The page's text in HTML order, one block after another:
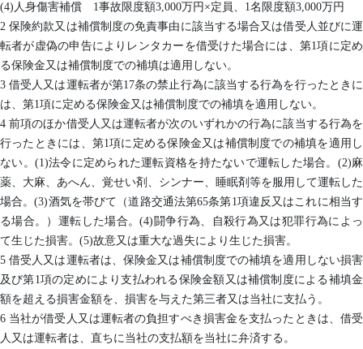
(4)人身傷害補償 1事故限度額3,000万円×定員、1名限度額3,000万円
2 保険約款又は補償制度の免責事由に該当する場合又は借受人並びに運
転者が虚偽の申告によりレンタカーを借受けた場合には、第1項に定め
る保険金又は補償制度での補填は適用しない。
3 借受人又は運転者が第17条の禁止行為に該当する行為を行ったときに
は、第1項に定める保険金又は補償制度での補填を適用しない。
4 前項のほか借受人又は運転者が次のいずれかの行為に該当する行為を
行ったときには、第1項に定める保険金又は補償制度での補填を適用し
ない。(1)法令に定められた運転資格を持たないで運転した場合。(2)麻
薬、大麻、あへん、覚せい剤、シンナー、睡眠剤等を服用して運転した
場合。(3)酒気を帯びて（道路交通法第65条第1項違反又はこれに相当す
る場合。）運転した場合。(4)闘争行為、自殺行為又は犯罪行為によっ
て生じた損害。(5)故意又は重大な過失により生じた損害。
5 借受人又は運転者は、保険金又は補償制度での補填を適用しない損害
及び第1項の定めにより支払われる保険金額又は補償制度による補填金
額を超える損害金額を、損害を与えた第三者又は当社に支払う。
6 当社が借受人又は運転者の負担すべき損害金を支払ったときは、借受
人又は運転者は、直ちに当社の支払額を当社に弁済する。